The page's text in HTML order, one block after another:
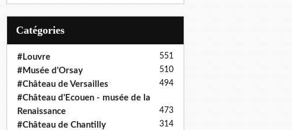
Catégories
#Louvre 551
#Musée d'Orsay 510
#Château de Versailles 494
#Château d'Ecouen - musée de la
Renaissance
473
#Château de Chantilly 314